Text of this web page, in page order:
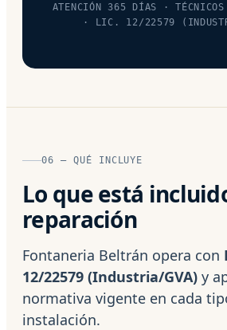
ATENCIÓN 365 DÍAS · TÉCNICOS
· LIC. 12/22579
06 — QUÉ INCLUYE
Lo que está
reparación
Fontaneria Beltrán opera con
12/22579 (Industria/GVA) y
normativa vigente en cada
instalación.